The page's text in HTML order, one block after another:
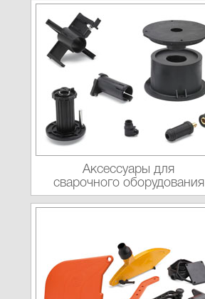
Аксессуары для
сварочного оборудования